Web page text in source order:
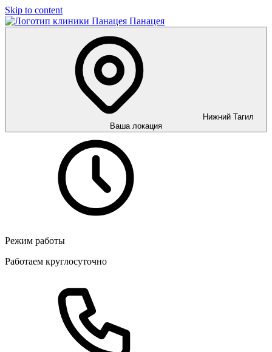
Skip to content
Панацея
Нижний Тагил
Ваша локация
Режим работы
Работаем круглосуточно